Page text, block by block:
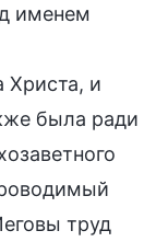
именем
Христа, и
была ради
труд